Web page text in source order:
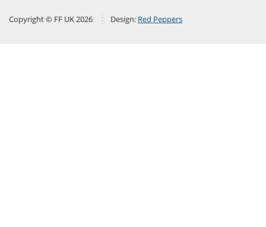
Copyright © FF UK 2026 Design: Red Peppers